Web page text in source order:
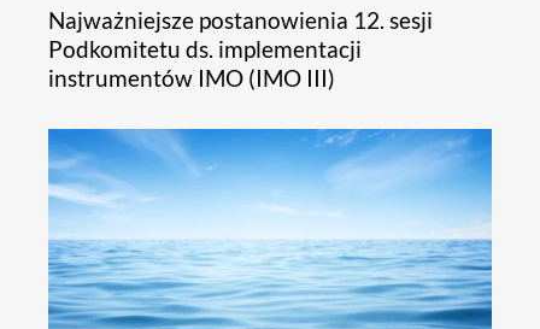
Najważniejsze postanowienia 12. sesji
Podkomitetu ds. implementacji
instrumentów IMO (IMO III)